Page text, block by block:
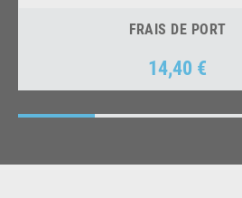
FRAIS DE PORT
Prix
14,40 €